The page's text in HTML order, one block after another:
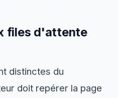
files d'attente
distinctes du
doit repérer la page